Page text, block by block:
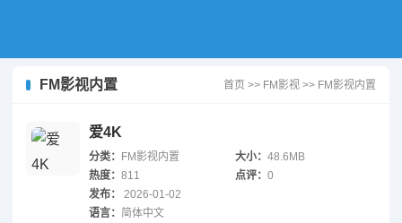
FM影视内置 首页 >> FM影视 >> FM影视内置
爱4K
分类： FM影视内置 大小：48.6MB
热度： 811 点评：0
发布：
2026-01-02
语言： 简体中文